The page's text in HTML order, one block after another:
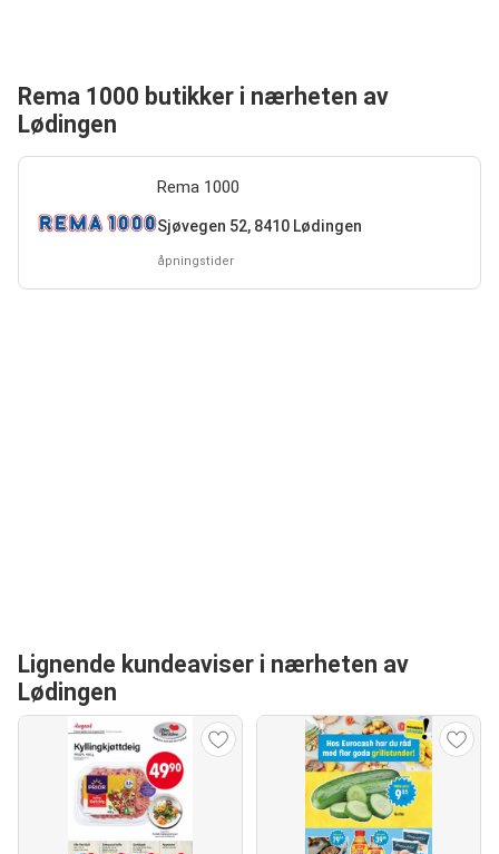
Rema 1000 butikker i nærheten av
Lødingen
Rema 1000
Sjøvegen 52, 8410 Lødingen
åpningstider
Lignende kundeaviser i nærheten av
Lødingen